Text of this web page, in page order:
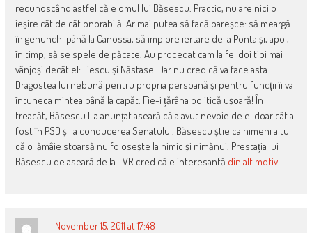
recunoscând astfel că e omul lui Băsescu. Practic, nu are nici o
ieșire cât de cât onorabilă. Ar mai putea să facă oareșce: să meargă
în genunchi până la Canossa, să implore iertare de la Ponta și, apoi,
în timp, să se spele de păcate. Au procedat cam la fel doi tipi mai
vânjoși decât el: Iliescu și Năstase. Dar nu cred că va face asta.
Dragostea lui nebună pentru propria persoană și pentru funcții îi va
întuneca mintea până la capăt. Fie-i țărâna politică ușoară! În
treacăt, Băsescu l-a anunțat aseară că a avut nevoie de el doar cât a
fost în PSD și la conducerea Senatului. Băsescu știe ca nimeni altul
că o lămâie stoarsă nu folosește la nimic și nimănui. Prestația lui
Băsescu de aseară de la TVR cred că e interesantă din alt motiv.
November 15, 2011 at 17:48